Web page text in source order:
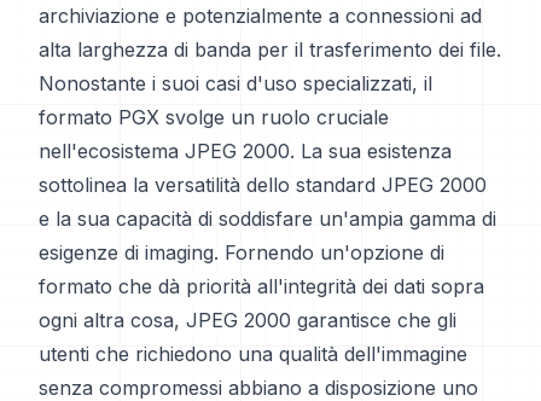
archiviazione e potenzialmente a connessioni ad
alta larghezza di banda per il trasferimento dei file.
Nonostante i suoi casi d'uso specializzati, il
formato PGX svolge un ruolo cruciale
nell'ecosistema JPEG 2000. La sua esistenza
sottolinea la versatilità dello standard JPEG 2000
e la sua capacità di soddisfare un'ampia gamma di
esigenze di imaging. Fornendo un'opzione di
formato che dà priorità all'integrità dei dati sopra
ogni altra cosa, JPEG 2000 garantisce che gli
utenti che richiedono una qualità dell'immagine
senza compromessi abbiano a disposizione uno